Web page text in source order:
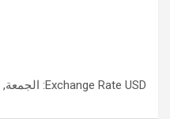
Exchange Rate USD : الجمعة, 7 أغسطس.